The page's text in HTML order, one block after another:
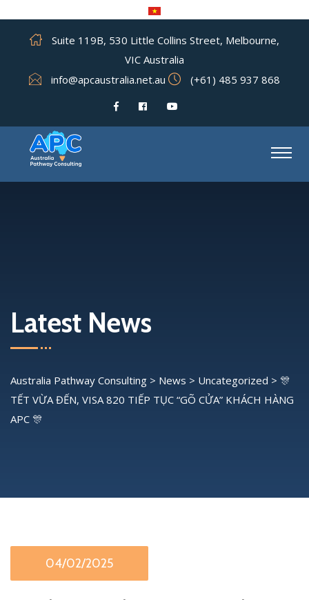
Suite 119B, 530 Little Collins Street, Melbourne,
VIC Australia
info@apcaustralia.net.au
(+61) 485 937 868
Latest News
Australia Pathway Consulting > News > Uncategorized > 🎊
TẾT VỪA ĐẾN, VISA 820 TIẾP TỤC “GÕ CỬA” KHÁCH HÀNG
APC 🎊
04/02/2025